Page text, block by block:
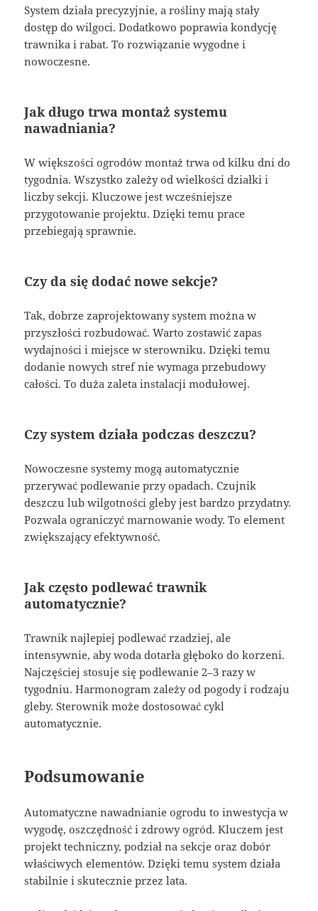
System działa precyzyjnie, a rośliny mają stały
dostęp do wilgoci. Dodatkowo poprawia kondycję
trawnika i rabat. To rozwiązanie wygodne i
nowoczesne.
Jak długo trwa montaż systemu
nawadniania?
W większości ogrodów montaż trwa od kilku dni do
tygodnia. Wszystko zależy od wielkości działki i
liczby sekcji. Kluczowe jest wcześniejsze
przygotowanie projektu. Dzięki temu prace
przebiegają sprawnie.
Czy da się dodać nowe sekcje?
Tak, dobrze zaprojektowany system można w
przyszłości rozbudować. Warto zostawić zapas
wydajności i miejsce w sterowniku. Dzięki temu
dodanie nowych stref nie wymaga przebudowy
całości. To duża zaleta instalacji modułowej.
Czy system działa podczas deszczu?
Nowoczesne systemy mogą automatycznie
przerywać podlewanie przy opadach. Czujnik
deszczu lub wilgotności gleby jest bardzo przydatny.
Pozwala ograniczyć marnowanie wody. To element
zwiększający efektywność.
Jak często podlewać trawnik
automatycznie?
Trawnik najlepiej podlewać rzadziej, ale
intensywnie, aby woda dotarła głęboko do korzeni.
Najczęściej stosuje się podlewanie 2–3 razy w
tygodniu. Harmonogram zależy od pogody i rodzaju
gleby. Sterownik może dostosować cykl
automatycznie.
Podsumowanie
Automatyczne nawadnianie ogrodu to inwestycja w
wygodę, oszczędność i zdrowy ogród. Kluczem jest
projekt techniczny, podział na sekcje oraz dobór
właściwych elementów. Dzięki temu system działa
stabilnie i skutecznie przez lata.